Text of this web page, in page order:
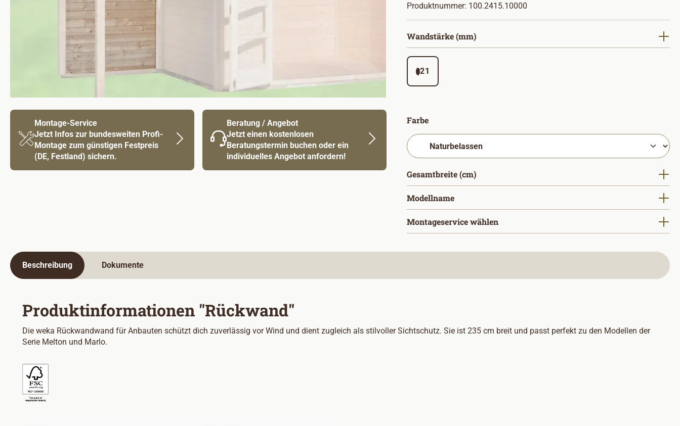
Montage-Service
Jetzt Infos zur bundesweiten Profi-
Montage zum günstigen Festpreis
(DE, Festland) sichern.
Beratung / Angebot
Jetzt einen kostenlosen
Beratungstermin buchen oder ein
individuelles Angebot anfordern!
Produktnummer: 100.2415.10000
Wandstärke (mm)
21
Farbeauswählen
Gesamtbreite (cm)
Modellnameauswählen
Montageservice wählen
Beschreibung Dokumente
Produktinformationen "Rückwand"
Die weka Rückwandwand für Anbauten schützt dich zuverlässig vor Wind und dient zugleich als stilvoller Sichtschutz. Sie ist 235 cm breit und passt perfekt zu den Modellen der
Serie Melton und Marlo.